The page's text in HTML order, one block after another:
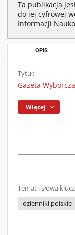
Ta publikacja
do jej cyfrowej
Informacji
OPIS
Tytuł:
Gazeta
Więcej
Temat i słowa
dzienniki polskie